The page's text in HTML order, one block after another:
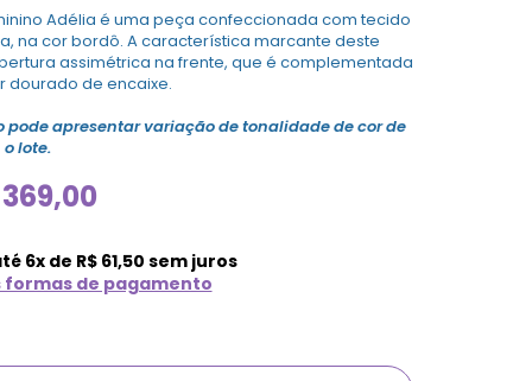
Adélia é uma peça confeccionada com tecido
na cor bordô. A característica marcante deste
assimétrica na frente, que é complementada
dourado de encaixe.
pode apresentar variação de tonalidade de cor de
lote.
6x de R$61,50 sem juros
formas de pagamento